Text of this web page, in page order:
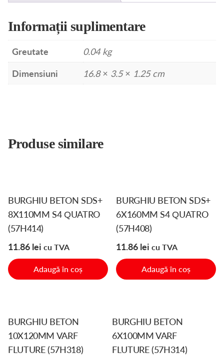
Informații suplimentare
Greutate
0.04 kg
Dimensiuni
16.8 × 3.5 × 1.25 cm
Produse similare
BURGHIU BETON SDS+
8X110MM S4 QUATRO
(57H414)
11.86 lei cu TVA
Adaugă în coș
BURGHIU BETON SDS+
6X160MM S4 QUATRO
(57H408)
11.86 lei cu TVA
Adaugă în coș
BURGHIU BETON
10X120MM VARF
FLUTURE (57H318)
BURGHIU BETON
6X100MM VARF
FLUTURE (57H314)